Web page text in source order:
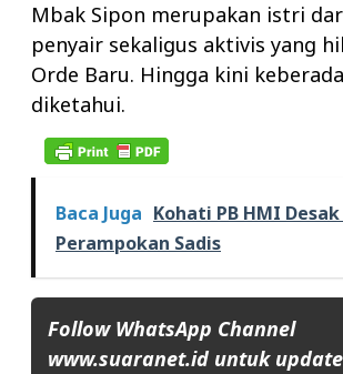
Mbak Sipon merupakan istri
penyair sekaligus aktivis yang
Orde Baru. Hingga kini
diketahui.
Baca Juga Kohati PB HMI
Perampokan Sadis
Follow WhatsApp Channel
www.suaranet.id untuk